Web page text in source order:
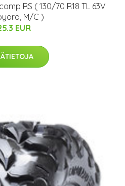
RS ( 130/70 R18 TL 63V
M/C )
EUR